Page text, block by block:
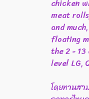
chicken
meat
and
floating
the 2 -
level LG,
โดยทานส